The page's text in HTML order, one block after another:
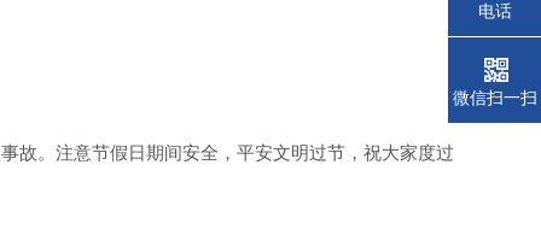
故。注意节假日期间安全，平安文明过节，祝大家度过
电话
微信扫一扫